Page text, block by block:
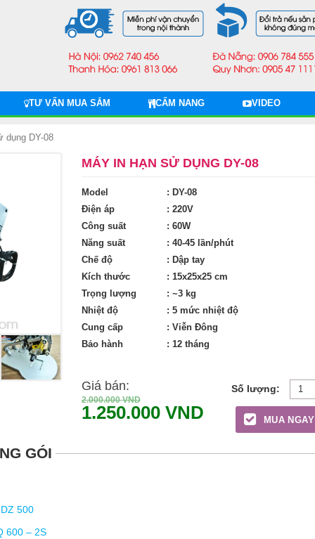
TƯ VẤN MUA SẮM CẨM NANG VIDEO
dụng DY-08
MÁY IN HẠN SỬ DỤNG DY-08
Model
: DY-08
Điện áp
: 220V
Công suất
: 60W
Năng suất
: 40-45 lần/phút
Chế độ
: Dập tay
Kích thước
: 15x25x25 cm
Trọng lượng
: ~3 kg
Nhiệt độ
: 5 mức nhiệt độ
Cung cấp
: Viễn Đông
Bảo hành
: 12 tháng
Giá bán:
2.000.000VND
1.250.000 VND MUA NGAY
GÓI
500
600 – 2S